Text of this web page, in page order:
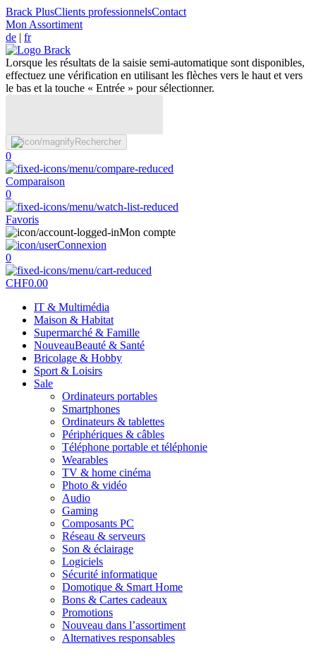
Brack PlusClients professionnelsContact
Mon Assortiment
de | fr
Lorsque les résultats de la saisie semi-automatique sont disponibles,
effectuez une vérification en utilisant les flèches vers le haut et vers
le bas et la touche « Entrée » pour sélectionner.
Rechercher
0
Comparaison
0
Favoris
Mon compte
Connexion
0
CHF0.00
IT & Multimédia
Maison & Habitat
Supermarché & Famille
NouveauBeauté & Santé
Bricolage & Hobby
Sport & Loisirs
Sale
Ordinateurs portables
Smartphones
Ordinateurs & tablettes
Périphériques & câbles
Téléphone portable et téléphonie
Wearables
TV & home cinéma
Photo & vidéo
Audio
Gaming
Composants PC
Réseau & serveurs
Son & éclairage
Logiciels
Sécurité informatique
Domotique & Smart Home
Bons & Cartes cadeaux
Promotions
Nouveau dans l’assortiment
Alternatives responsables